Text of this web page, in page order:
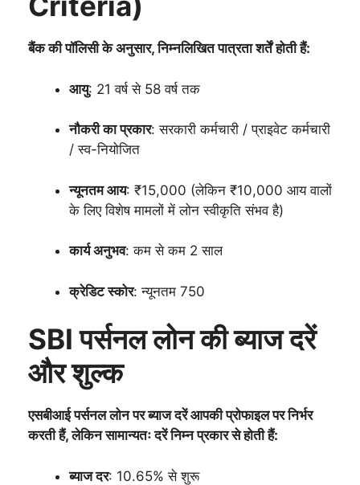
बैंक की पॉलिसी के अनुसार, निम्नलिखित पात्रता शर्तें होती हैं:
आयु: 21 वर्ष से 58 वर्ष तक
नौकरी का प्रकार: सरकारी कर्मचारी / प्राइवेट कर्मचारी
/ स्व-नियोजित
न्यूनतम आय: ₹15,000 (लेकिन ₹10,000 आय वालों
के लिए विशेष मामलों में लोन स्वीकृति संभव है)
कार्य अनुभव: कम से कम 2 साल
क्रेडिट स्कोर: न्यूनतम 750
SBI पर्सनल लोन की ब्याज दरें
और शुल्क
एसबीआई पर्सनल लोन पर ब्याज दरें आपकी प्रोफाइल पर निर्भर
करती हैं, लेकिन सामान्यतः दरें निम्न प्रकार से होती हैं:
ब्याज दर: 10.65% से शुरू